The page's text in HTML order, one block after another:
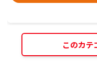
このカテ